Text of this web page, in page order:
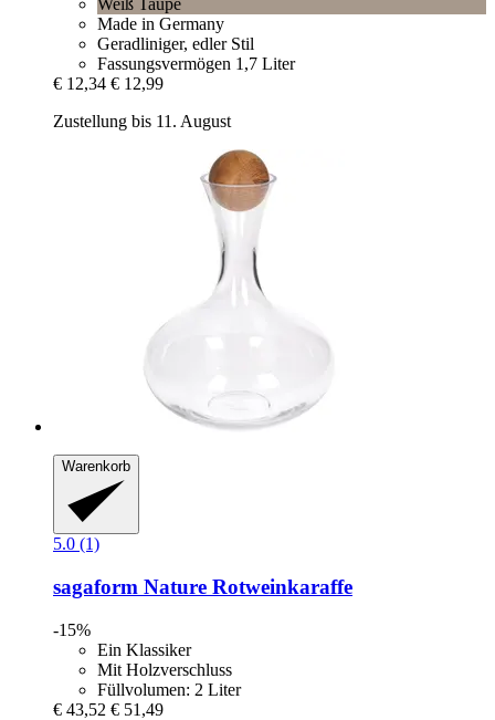
Made in Germany
Geradliniger, edler Stil
Fassungsvermögen 1,7 Liter
€ 12,34 € 12,99
Zustellung bis 11. August
Warenkorb
5.0 (1)
sagaform Nature Rotweinkaraffe
-15%
Ein Klassiker
Mit Holzverschluss
Füllvolumen: 2 Liter
€ 43,52 € 51,49